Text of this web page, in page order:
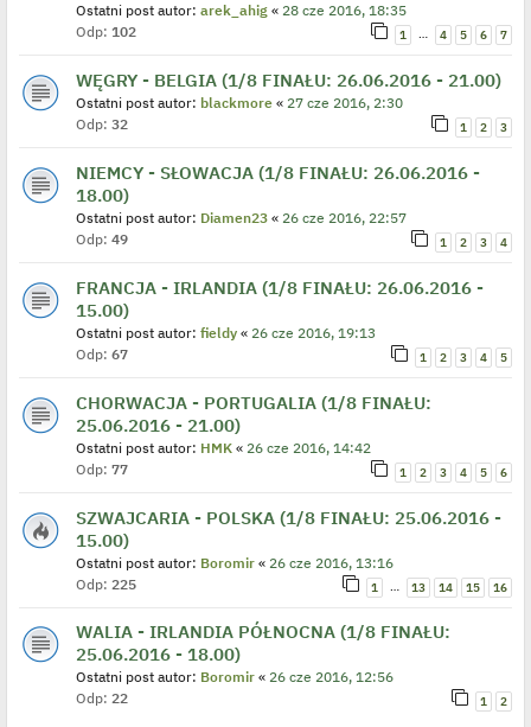
Ostatni post autor: arek_ahig « 28 cze 2016, 18:35
Odp: 102 1 … 4 5 6 7
WĘGRY - BELGIA (1/8 FINAŁU: 26.06.2016 - 21.00)
Ostatni post autor: blackmore « 27 cze 2016, 2:30
Odp: 32 1 2 3
NIEMCY - SŁOWACJA (1/8 FINAŁU: 26.06.2016 -
18.00)
Ostatni post autor: Diamen23 « 26 cze 2016, 22:57
Odp: 49 1 2 3 4
FRANCJA - IRLANDIA (1/8 FINAŁU: 26.06.2016 -
15.00)
Ostatni post autor: fieldy « 26 cze 2016, 19:13
Odp: 67 1 2 3 4 5
CHORWACJA - PORTUGALIA (1/8 FINAŁU:
25.06.2016 - 21.00)
Ostatni post autor: HMK « 26 cze 2016, 14:42
Odp: 77 1 2 3 4 5 6
SZWAJCARIA - POLSKA (1/8 FINAŁU: 25.06.2016 -
15.00)
Ostatni post autor: Boromir « 26 cze 2016, 13:16
Odp: 225 1 … 13 14 15 16
WALIA - IRLANDIA PÓŁNOCNA (1/8 FINAŁU:
25.06.2016 - 18.00)
Ostatni post autor: Boromir « 26 cze 2016, 12:56
Odp: 22 1 2